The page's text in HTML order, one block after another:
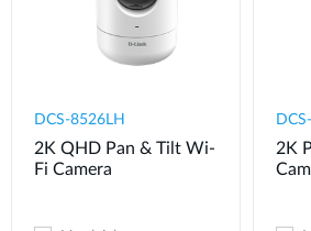
DCS-8526LH
2K QHD Pan & Tilt Wi-
Fi Camera
2K